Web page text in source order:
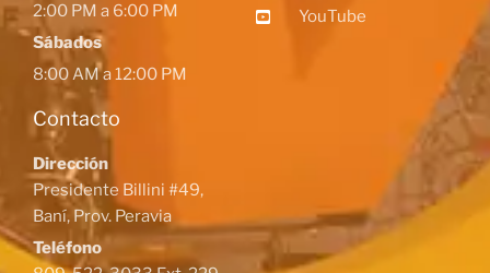
2:00 PM a 6:00 PM
Sábados
8:00 AM a 12:00 PM
Contacto
Dirección
Presidente Billini #49,
Baní, Prov. Peravia
Teléfono
YouTube